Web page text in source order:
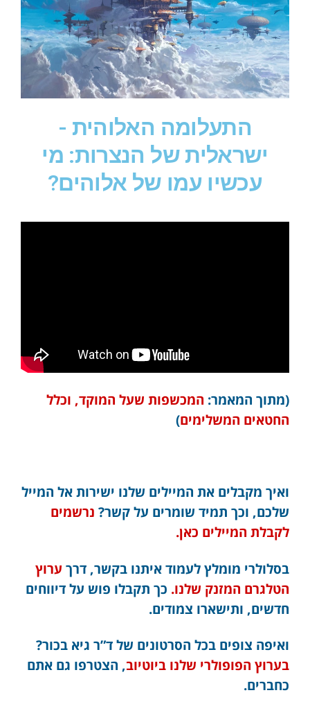
התעלומה האלוהית -
ישראלית של הנצרות: מי
עכשיו עמו של אלוהים?
(מתוך המאמר: המכשפות שעל המוקד, וכלל
החטאים המשלימים)
ואיך מקבלים את המיילים שלנו ישירות אל המייל
שלכם, וכך תמיד שומרים על קשר? נרשמים
לקבלת המיילים כאן.
בסלולרי מומלץ לעמוד איתנו בקשר, דרך ערוץ
הטלגרם המזנק שלנו. כך תקבלו פוש על דיווחים
חדשים, ותישארו צמודים.
ואיפה צופים בכל הסרטונים של ד”ר גיא בכור?
בערוץ הפופולרי שלנו ביוטיוב, הצטרפו גם אתם
כחברים.